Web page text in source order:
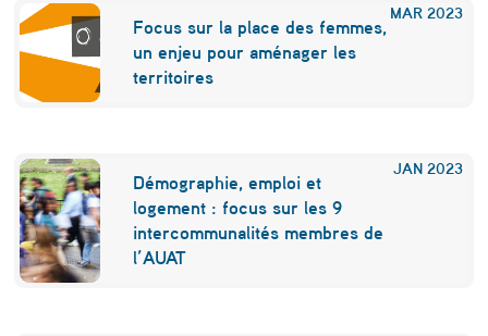
MAR 2023
Focus sur la place des femmes,
un enjeu pour aménager les
territoires
JAN 2023
Démographie, emploi et
logement : focus sur les 9
intercommunalités membres de
l’AUAT